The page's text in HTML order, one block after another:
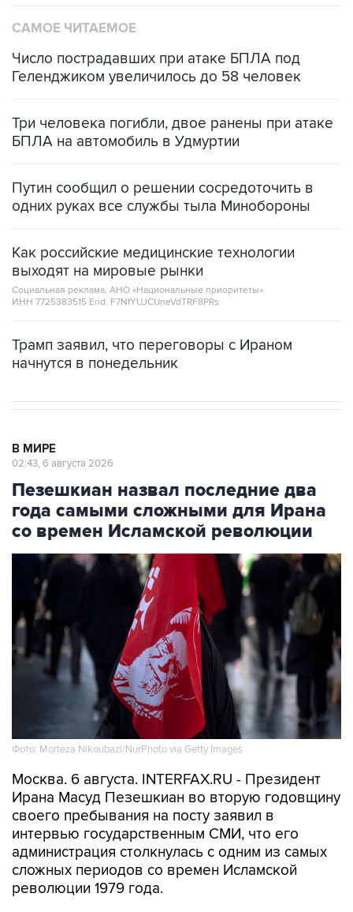
САМОЕ ЧИТАЕМОЕ
Число пострадавших при атаке БПЛА под
Геленджиком увеличилось до 58 человек
Три человека погибли, двое ранены при атаке
БПЛА на автомобиль в Удмуртии
Путин сообщил о решении сосредоточить в
одних руках все службы тыла Минобороны
Как российские медицинские технологии
выходят на мировые рынки
Социальная реклама, АНО «Национальные приоритеты».
ИНН 7725383515 Erid: F7NfYUJCUneVdTRF8PRs
Трамп заявил, что переговоры с Ираном
начнутся в понедельник
В МИРЕ
02:43, 6 августа 2026
Пезешкиан назвал последние два
года самыми сложными для Ирана
со времен Исламской революции
Фото: Morteza Nikoubazl/NurPhoto via Getty Images
Москва. 6 августа. INTERFAX.RU - Президент
Ирана Масуд Пезешкиан во вторую годовщину
своего пребывания на посту заявил в
интервью государственным СМИ, что его
администрация столкнулась с одним из самых
сложных периодов со времен Исламской
революции 1979 года.